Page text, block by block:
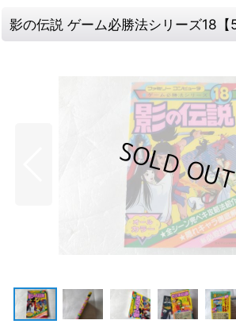
影の伝説 ゲーム必勝法シリーズ18【